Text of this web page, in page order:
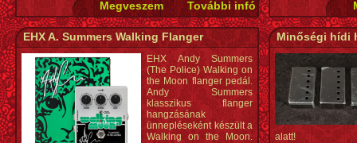
EHX A. Summers Walking Flanger
EHX Andy Summers
(The Police) Walking on
the Moon flanger pedál.
Andy Summers
klasszikus flanger
hangzásának
ünnepléseként készült a
Walking on the Moon.
Minőségi hídi
alatt!